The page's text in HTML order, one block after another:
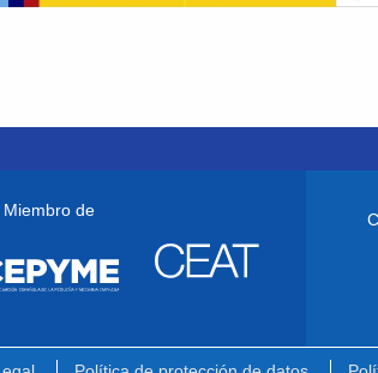
Miembro de